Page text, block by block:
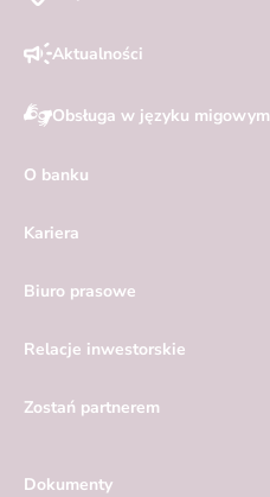
Aktualności
Obsługa w języku migowym
O banku
Kariera
Biuro prasowe
Relacje inwestorskie
Zostań partnerem
Dokumenty